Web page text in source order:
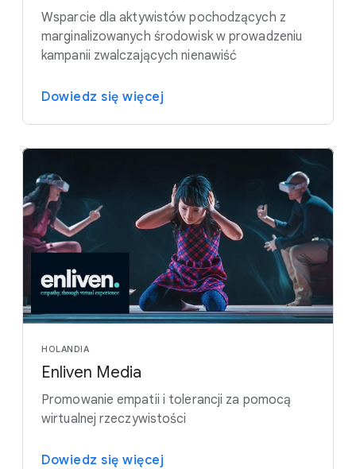
Wsparcie dla aktywistów pochodzących z
marginalizowanych środowisk w prowadzeniu
kampanii zwalczających nienawiść
Dowiedz się więcej
HOLANDIA
Enliven Media
Promowanie empatii i tolerancji za pomocą
wirtualnej rzeczywistości
Dowiedz się więcej